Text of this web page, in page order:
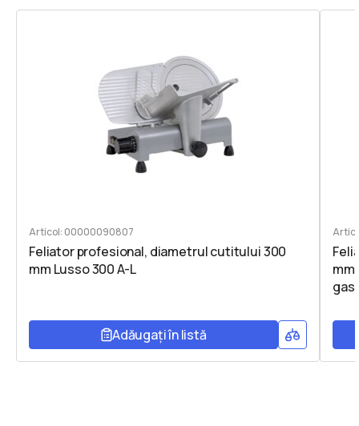
Articol: 00000090807
Feliator profesional, diametrul cutitului 300
mm Lusso 300 A-L
Adăugați în listă